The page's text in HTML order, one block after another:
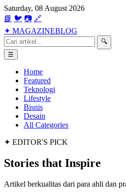
Saturday, 08 August 2026
📘 🐦 📷 🔗
✦ MAGAZINEBLOG
🔍
☰
Home
Featured
Teknologi
Lifestyle
Bisnis
Desain
All Categories
✦ EDITOR'S PICK
Stories that Inspire
Artikel berkualitas dari para ahli dan